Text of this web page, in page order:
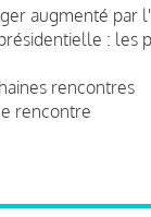
augmenté par
: les
rencontres
rencontre